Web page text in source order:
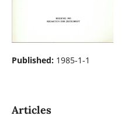
Published: 1985-1-1
Articles